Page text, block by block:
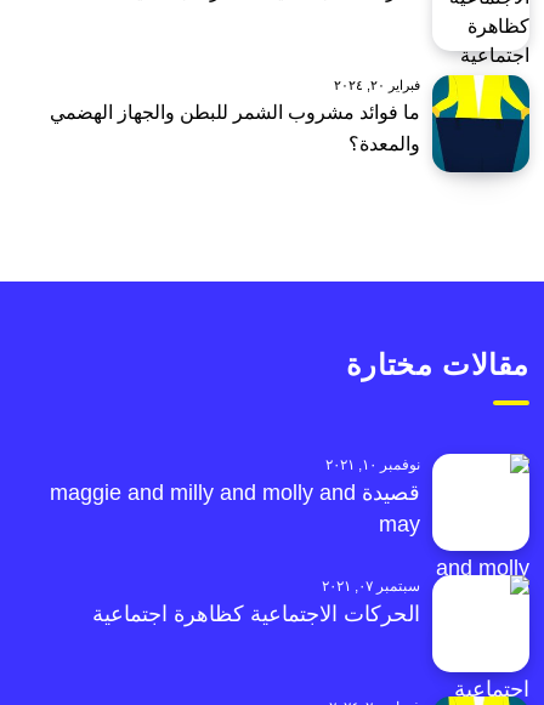
فبراير ٢٠, ٢٠٢٤
ما فوائد مشروب الشمر للبطن والجهاز الهضمي
والمعدة؟
مقالات مختارة
نوفمبر ١٠, ٢٠٢١
قصيدة maggie and milly and molly and
may
سبتمبر ٠٧, ٢٠٢١
الحركات الاجتماعية كظاهرة اجتماعية